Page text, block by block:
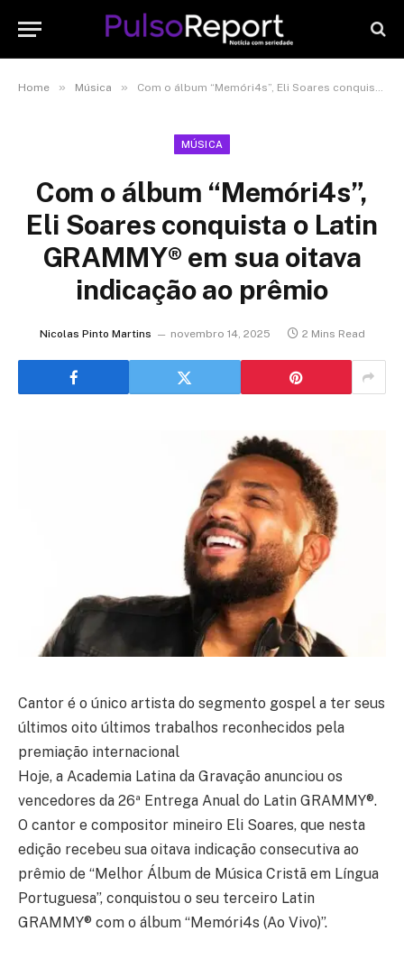
Home » Música » Com o álbum “Memóri4s”, Eli Soares conquista o Latin GRAMMY® em sua oitava indicação ao prêmio
MÚSICA
Com o álbum “Memóri4s”,
Eli Soares conquista o Latin
GRAMMY® em sua oitava
indicação ao prêmio
Nicolas Pinto Martins novembro 14, 2025 2 Mins Read
Cantor é o único artista do segmento gospel a ter seus
últimos oito últimos trabalhos reconhecidos pela
premiação internacional
Hoje, a Academia Latina da Gravação anunciou os
vencedores da 26ª Entrega Anual do Latin GRAMMY®️.
O cantor e compositor mineiro Eli Soares, que nesta
edição recebeu sua oitava indicação consecutiva ao
prêmio de “Melhor Álbum de Música Cristã em Língua
Portuguesa”, conquistou o seu terceiro Latin
GRAMMY®️ com o álbum “Memóri4s (Ao Vivo)”.